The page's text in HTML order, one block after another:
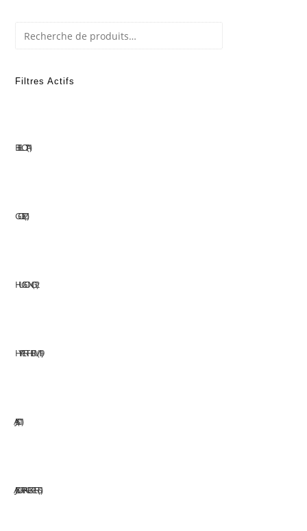
Filtres Actifs
BELLOTA1
GOELZ1
HUGONG12
HYPERTHERM19
JASIC11
JAZ SURFACE EXPERTS1